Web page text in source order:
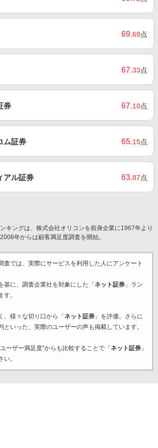
69.69点
67.33点
券 67.10点
ム証券 65.15点
アル証券 63.87点
キングは、株式会社オリコンを前身企業に1967年より
年からは顧客満足度調査を開始。
査では、実際にサービスを利用した 人にアンケート
基に、調査企業社を対象にした「 ネット証券」ラン
。
、様々な切り口から「 ネット証券」を評価。さらに
といった、実際のユーザーの声も掲載しています。
ーザー満足度”からも比較することで「 ネット証券」
。